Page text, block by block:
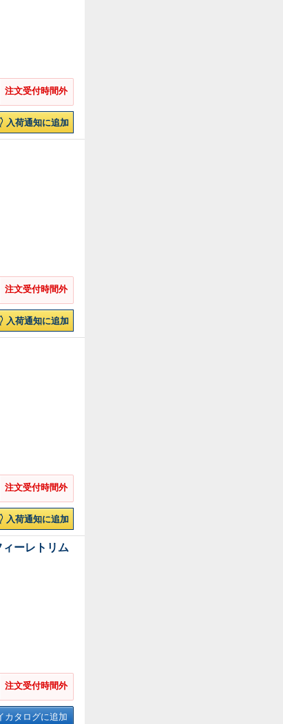
注文受付時間外
入荷通知に追加
注文受付時間外
入荷通知に追加
注文受付時間外
入荷通知に追加
ーレトリム
注文受付時間外
カタログに追加